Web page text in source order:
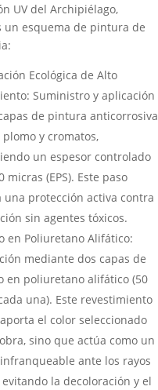
UV del Archipiélago,
un esquema de pintura de
Ecológica de Alto
Suministro y aplicación
de pintura anticorrosiva
y cromatos,
un espesor controlado
micras (EPS). Este paso
una protección activa contra
sin agentes tóxicos.
en Poliuretano Alifático:
mediante dos capas de
en poliuretano alifático (50
una). Este revestimiento
el color seleccionado
sino que actúa como un
ante los rayos
evitando la decoloración y el